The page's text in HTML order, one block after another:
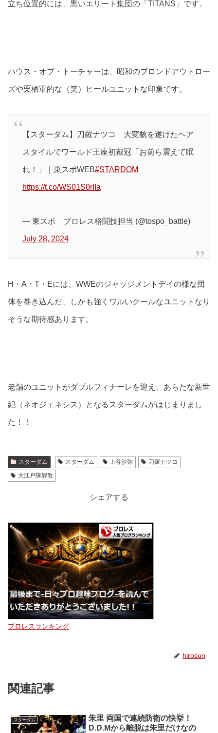
立ち位置的には、黒いエリート集団の「TITANS」です。
ハウス・オブ・トーチャーは、昭和のブロンドアウトロー
ズや栗栖軍的な（笑）ヒールユニットな印象です。
【スターダム】刀羅ナツコ 大変貌を遂げたヘア
スタイルでワールド王座初戴冠「お前ら震えて眠
れ！」｜東スポWEB#STARDOM
https://t.co/WS01S0rIIa
— 東スポ プロレス格闘技担当 (@tospo_battle)
July 28, 2024
H・A・T・Eには、WWEのジャッジメントデイの様な団
体を巻き込んだ、しかも強くワルいクールなユニットなり
そうな期待感あります。
老舗のユニットがダブルフィナーレを迎え、あらたな新世
紀（ネオジェネシス）となるスターダムがはじまりまし
た！！
スターダム スターダム 上谷沙弥
刀羅ナツコ
大江戸隊解散
シェアする
プロレスランキング
hirosun
関連記事
スターダム
朱里 両国で連続防衛の快挙！
D.D.Mから離脱は朱里だけなの